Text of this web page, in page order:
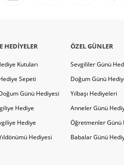
HEDIYELER
Kutuları
Sepeti
Günü Hediyesi
Hediye
Hediye
Hediyesi
ÖZEL GÜNLER
Sevgililer Günü
Doğum Günü
Yılbaşı Hediyeleri
Anneler Günü
Öğretmenler Günü
Babalar Günü